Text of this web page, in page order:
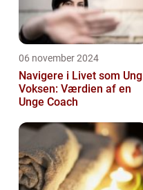
06 november 2024
Navigere i Livet som Ung
Voksen: Værdien af en
Unge Coach